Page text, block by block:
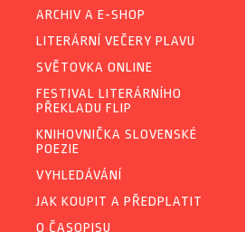
ARCHIV A E-SHOP
LITERÁRNÍ VEČERY PLAVU
SVĚTOVKA ONLINE
FESTIVAL LITERÁRNÍHO
PŘEKLADU FLIP
KNIHOVNIČKA SLOVENSKÉ
POEZIE
VYHLEDÁVÁNÍ
JAK KOUPIT A PŘEDPLATIT
O ČASOPISU